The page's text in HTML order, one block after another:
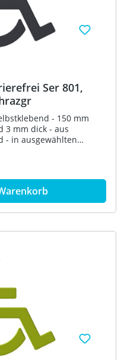
Ser 801,
- 150 mm
3 mm dick - aus
- in ausgewählten